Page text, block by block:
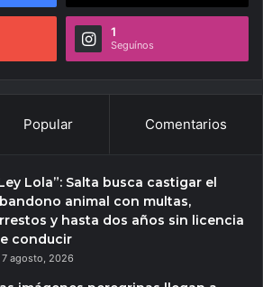
1
Seguínos
Popular Comentarios
Lola”: Salta busca castigar el
animal con multas,
y hasta dos años sin licencia
conducir
7 agosto, 2026